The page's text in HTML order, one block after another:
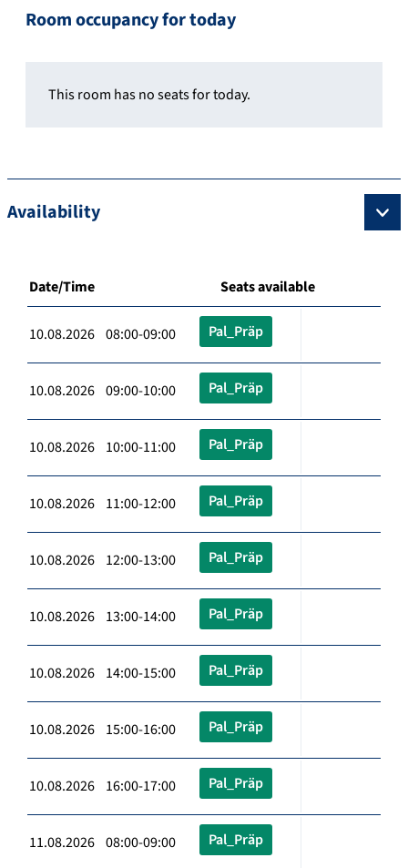
Room occupancy for today
This room has no seats for today.
Availability
Date/Time Seats available
10.08.2026 08:00-09:00 Pal_Präp
10.08.2026 09:00-10:00 Pal_Präp
10.08.2026 10:00-11:00 Pal_Präp
10.08.2026 11:00-12:00 Pal_Präp
10.08.2026 12:00-13:00 Pal_Präp
10.08.2026 13:00-14:00 Pal_Präp
10.08.2026 14:00-15:00 Pal_Präp
10.08.2026 15:00-16:00 Pal_Präp
10.08.2026 16:00-17:00 Pal_Präp
11.08.2026 08:00-09:00 Pal_Präp